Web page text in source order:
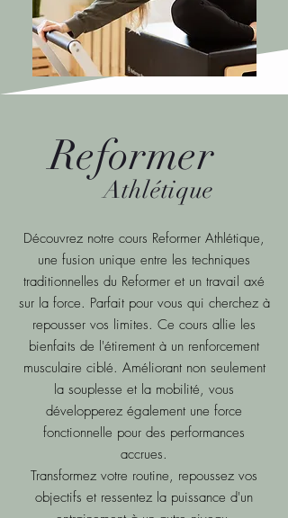
Reformer
Athlétique
Découvrez notre cours Reformer Athlétique,
une fusion unique entre les techniques
traditionnelles du Reformer et un travail axé
sur la force. Parfait pour vous qui cherchez à
repousser vos limites. Ce cours allie les
bienfaits de l'étirement à un renforcement
musculaire ciblé. Améliorant non seulement
la souplesse et la mobilité, vous
développerez également une force
fonctionnelle pour des performances
accrues.
Transformez votre routine, repoussez vos
objectifs et ressentez la puissance d'un